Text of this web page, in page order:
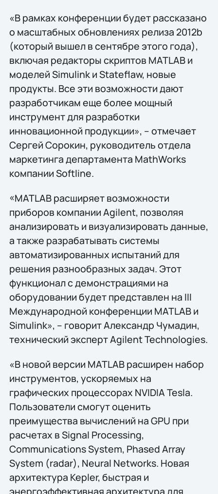
«В рамках конференции будет рассказано
о масштабных обновлениях релиза 2012b
(который вышел в сентябре этого года),
включая редакторы скриптов MATLAB и
моделей Simulink и Stateflaw, новые
продукты. Все эти возможности дают
разработчикам еще более мощный
инструмент для разработки
инновационной продукции», – отмечает
Сергей Сорокин, руководитель отдела
маркетинга департамента MathWorks
компании Softline.
«MATLAB расширяет возможности
приборов компании Agilent, позволяя
анализировать и визуализировать данные,
а также разрабатывать системы
автоматизированных испытаний для
решения разнообразных задач. Этот
функционал с демонстрациями на
оборудовании будет представлен на III
Международной конференции MATLAB и
Simulink», – говорит Александр Чумадин,
технический эксперт Agilent Technologies.
«В новой версии MATLAB расширен набор
инструментов, ускоряемых на
графических процессорах NVIDIA Tesla.
Пользователи смогут оценить
преимущества вычислений на GPU при
расчетах в Signal Processing,
Communications System, Phased Array
System (radar), Neural Networks. Новая
архитектура Kepler, быстрая и